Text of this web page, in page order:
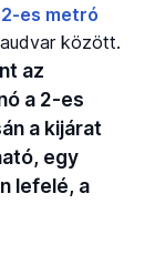
2-es metró
között.
az
a 2-es
a kijárat
egy
lefelé, a